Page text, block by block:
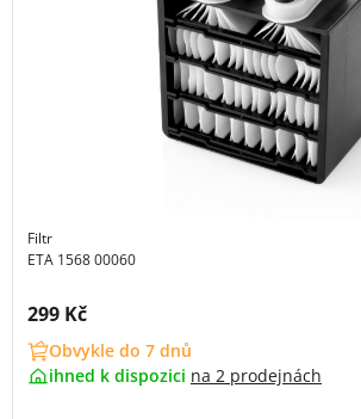
Filtr
ETA 1568 00060
Cena s DPH:
299 Kč
Obvykle do 7 dnů
ihned k dispozici na 2 prodejnách